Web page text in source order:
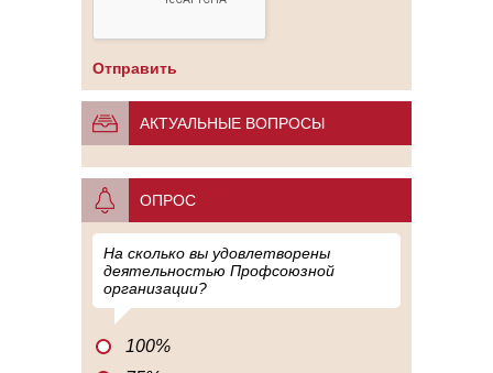
АКТУАЛЬНЫЕ ВОПРОСЫ
ОПРОС
На сколько вы удовлетворены
деятельностью Профсоюзной
организации?
100%